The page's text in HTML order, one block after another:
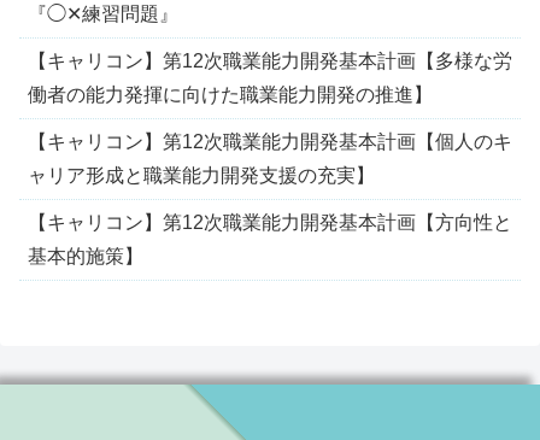
『◯✕練習問題』
【キャリコン】第12次職業能力開発基本計画【多様な労
働者の能力発揮に向けた職業能力開発の推進】
【キャリコン】第12次職業能力開発基本計画【個人のキ
ャリア形成と職業能力開発支援の充実】
【キャリコン】第12次職業能力開発基本計画【方向性と
基本的施策】